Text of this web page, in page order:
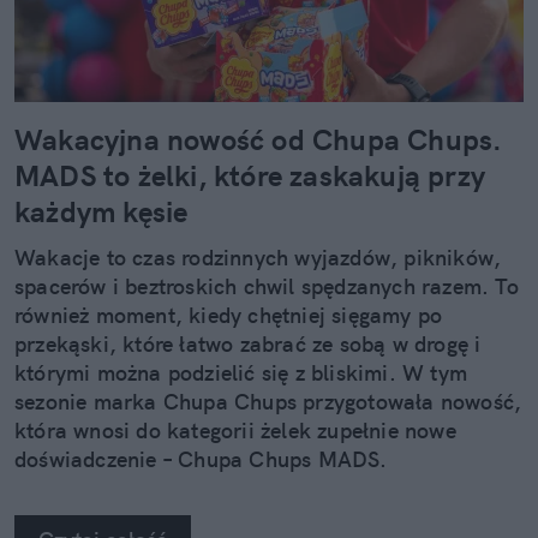
Wakacyjna nowość od Chupa Chups.
MADS to żelki, które zaskakują przy
każdym kęsie
Wakacje to czas rodzinnych wyjazdów, pikników,
spacerów i beztroskich chwil spędzanych razem. To
również moment, kiedy chętniej sięgamy po
przekąski, które łatwo zabrać ze sobą w drogę i
którymi można podzielić się z bliskimi. W tym
sezonie marka Chupa Chups przygotowała nowość,
która wnosi do kategorii żelek zupełnie nowe
doświadczenie – Chupa Chups MADS.